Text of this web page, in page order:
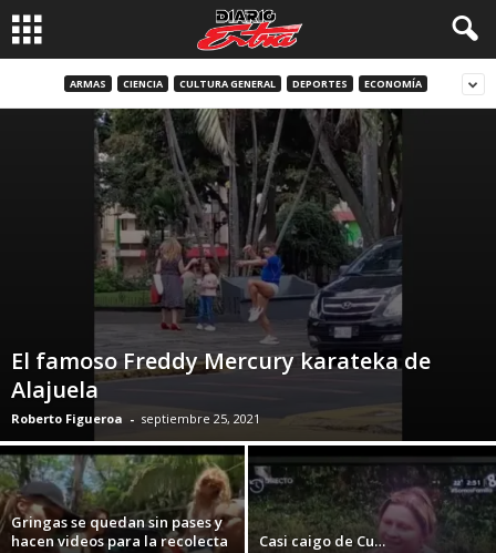
ARMAS CIENCIA CULTURA GENERAL DEPORTES ECONOMÍA
El famoso Freddy Mercury karateka de
Alajuela
Roberto Figueroa - septiembre 25, 2021
Gringas se quedan sin pases y
hacen videos para la recolecta
Casi caigo de Cu…